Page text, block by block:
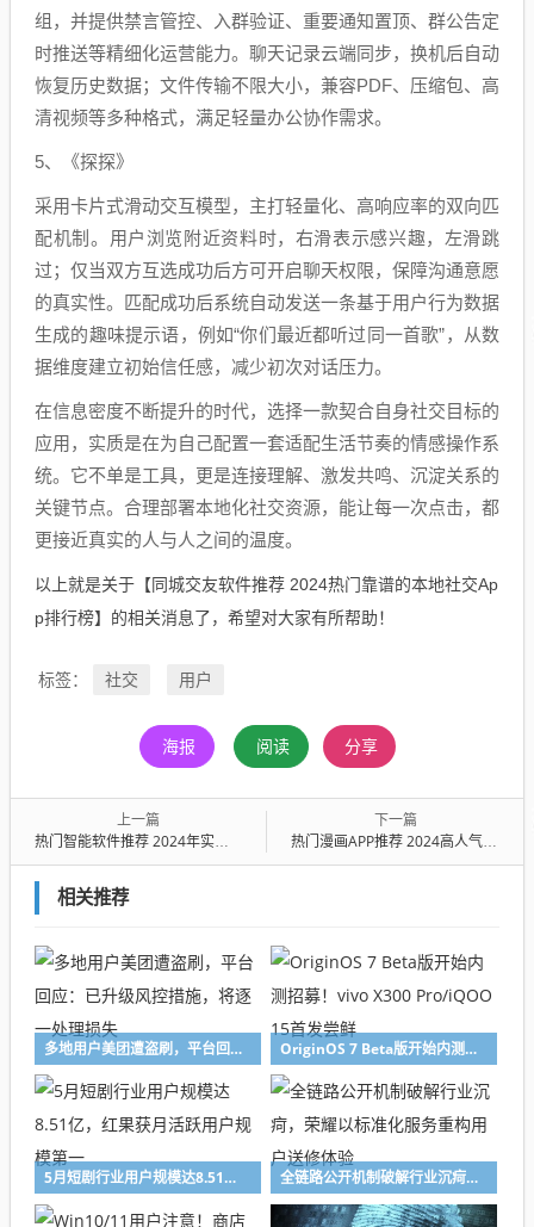
组，并提供禁言管控、入群验证、重要通知置顶、群公告定
时推送等精细化运营能力。聊天记录云端同步，换机后自动
恢复历史数据；文件传输不限大小，兼容PDF、压缩包、高
清视频等多种格式，满足轻量办公协作需求。
5、《探探》
采用卡片式滑动交互模型，主打轻量化、高响应率的双向匹
配机制。用户浏览附近资料时，右滑表示感兴趣，左滑跳
过；仅当双方互选成功后方可开启聊天权限，保障沟通意愿
的真实性。匹配成功后系统自动发送一条基于用户行为数据
生成的趣味提示语，例如“你们最近都听过同一首歌”，从数
据维度建立初始信任感，减少初次对话压力。
在信息密度不断提升的时代，选择一款契合自身社交目标的
应用，实质是在为自己配置一套适配生活节奏的情感操作系
统。它不单是工具，更是连接理解、激发共鸣、沉淀关系的
关键节点。合理部署本地化社交资源，能让每一次点击，都
更接近真实的人与人之间的温度。
以上就是关于【同城交友软件推荐 2024热门靠谱的本地社交Ap
p排行榜】的相关消息了，希望对大家有所帮助！
标签： 社交 用户
海报 阅读 分享
上一篇
热门智能软件推荐 2024年实用高效的人工智能工具榜单
下一篇
热门漫画APP推荐 2024高人气免费正版漫画阅读软件
相关推荐
多地用户美团遭盗刷，平台回应：已升级风控措施，将逐一处理损失 OriginOS 7 Beta版开始内测招募！vivo X300 Pro/iQOO 15首发尝鲜
5月短剧行业用户规模达8.51亿，红果获月活跃用户规模第一 全链路公开机制破解行业沉疴，荣耀以标准化服务重构用户送修体验